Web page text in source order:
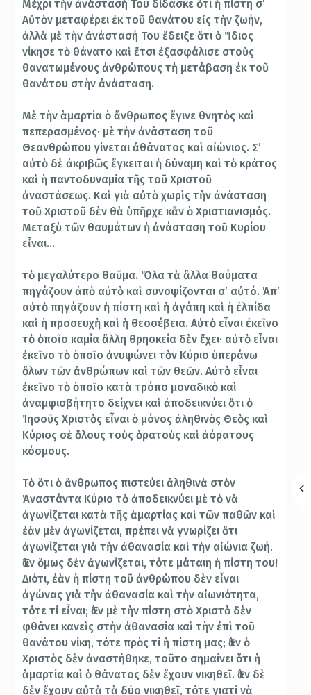
Μέχρι τὴν ἀνάστασή Του δίδασκε ὅτι ἡ πίστη σ’
Αὐτὸν μεταφέρει ἐκ τοῦ θανάτου εἰς τὴν ζωήν,
ἀλλὰ μὲ τὴν ἀνάστασή Του ἔδειξε ὅτι ὁ Ἴδιος
νίκησε τὸ θάνατο καὶ ἔτσι ἐξασφάλισε στοὺς
θανατωμένους ἀνθρώπους τὴ μετάβαση ἐκ τοῦ
θανάτου στὴν ἀνάσταση.
Μὲ τὴν ἁμαρτία ὁ ἄνθρωπος ἔγινε θνητὸς καὶ
πεπερασμένος· μὲ τὴν ἀνάσταση τοῦ
Θεανθρώπου γίνεται ἀθάνατος καὶ αἰώνιος. Σ’
αὐτὸ δὲ ἀκριβῶς ἔγκειται ἡ δύναμη καὶ τὸ κράτος
καὶ ἡ παντοδυναμία τῆς τοῦ Χριστοῦ
ἀναστάσεως. Καὶ γιὰ αὐτὸ χωρὶς τὴν ἀνάσταση
τοῦ Χριστοῦ δὲν θὰ ὑπῆρχε κἄν ὁ Χριστιανισμός.
Μεταξὺ τῶν θαυμάτων ἡ ἀνάσταση τοῦ Κυρίου
εἶναι…
τὸ μεγαλύτερο θαῦμα. Ὅλα τὰ ἄλλα θαύματα
πηγάζουν ἀπὸ αὐτὸ καὶ συνοψίζονται σ’ αὐτό. Ἀπ’
αὐτὸ πηγάζουν ἡ πίστη καὶ ἡ ἀγάπη καὶ ἡ ἐλπίδα
καὶ ἡ προσευχὴ καὶ ἡ θεοσέβεια. Αὐτὸ εἶναι ἐκεῖνο
τὸ ὁποῖο καμία ἄλλη θρησκεία δὲν ἔχει· αὐτὸ εἶναι
ἐκεῖνο τὸ ὁποῖο ἀνυψώνει τὸν Κύριο ὑπεράνω
ὅλων τῶν ἀνθρώπων καὶ τῶν θεῶν. Αὐτὸ εἶναι
ἐκεῖνο τὸ ὁποῖο κατὰ τρόπο μοναδικὸ καὶ
ἀναμφισβήτητο δείχνει καὶ ἀποδεικνύει ὅτι ὁ
Ἰησοῦς Χριστὸς εἶναι ὁ μόνος ἀληθινὸς Θεὸς καὶ
Κύριος σὲ ὅλους τοὺς ὁρατοὺς καὶ ἀόρατους
κόσμους.
Τὸ ὅτι ὁ ἄνθρωπος πιστεύει ἀληθινὰ στὸν
Ἀναστάντα Κύριο τὸ ἀποδεικνύει μὲ τὸ νὰ
ἀγωνίζεται κατὰ τῆς ἁμαρτίας καὶ τῶν παθῶν καὶ
ἐὰν μὲν ἀγωνίζεται, πρέπει νὰ γνωρίζει ὅτι
ἀγωνίζεται γιὰ τὴν ἀθανασία καὶ τὴν αἰώνια ζωή.
Ἐὰν ὅμως δὲν ἀγωνίζεται, τότε μάταιη ἡ πίστη του!
Διότι, ἐὰν ἡ πίστη τοῦ ἀνθρώπου δὲν εἶναι
ἀγώνας γιὰ τὴν ἀθανασία καὶ τὴν αἰωνιότητα,
τότε τί εἶναι; Ἐὰν μὲ τὴν πίστη στὸ Χριστὸ δὲν
φθάνει κανεὶς στὴν ἀθανασία καὶ τὴν ἐπὶ τοῦ
θανάτου νίκη, τότε πρὸς τί ἡ πίστη μας; Ἐὰν ὁ
Χριστὸς δὲν ἀναστήθηκε, τοῦτο σημαίνει ὅτι ἡ
ἁμαρτία καὶ ὁ θάνατος δὲν ἔχουν νικηθεῖ. Ἐὰν δὲ
δὲν ἔχουν αὐτὰ τὰ δύο νικηθεῖ, τότε γιατί νὰ